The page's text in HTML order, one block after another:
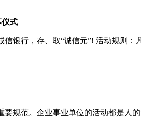
式
信银行，存、取“诚信元”! 活动规则
规范。企业事业单位的活动都是人